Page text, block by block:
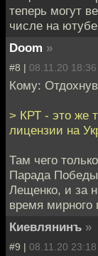
теперь могут
числе на
Doom »
#8 | 08.11.20 18:36
Кому:
> КРТ - это же
лицензии на
Там чего
Парада
Лещенко, и за
время мирного
Киевлянинъ »
#9 | 08.11.20 23:18